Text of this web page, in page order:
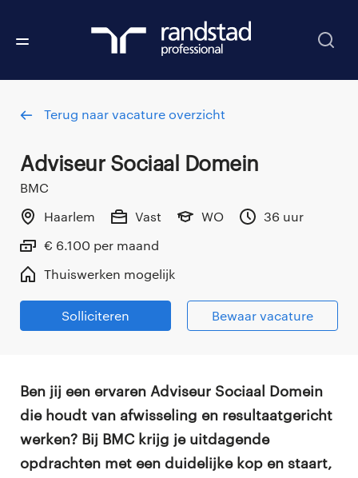
Terug naar vacature overzicht
Adviseur Sociaal Domein
BMC
Haarlem
Vast WO
36 uur
€ 6.100 per maand
Thuiswerken mogelijk
Solliciteren Bewaar vacature
Ben jij een ervaren Adviseur Sociaal Domein
die houdt van afwisseling en resultaatgericht
werken? Bij BMC krijg je uitdagende
opdrachten met een duidelijke kop en staart,